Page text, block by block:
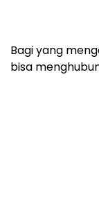
Bagi yang
bisa